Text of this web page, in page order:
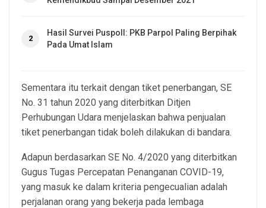
2
Hasil Survei Puspoll: PKB Parpol Paling Berpihak
Pada Umat Islam
Sementara itu terkait dengan tiket penerbangan, SE
No. 31 tahun 2020 yang diterbitkan Ditjen
Perhubungan Udara menjelaskan bahwa penjualan
tiket penerbangan tidak boleh dilakukan di bandara.
Adapun berdasarkan SE No. 4/2020 yang diterbitkan
Gugus Tugas Percepatan Penanganan COVID-19,
yang masuk ke dalam kriteria pengecualian adalah
perjalanan orang yang bekerja pada lembaga